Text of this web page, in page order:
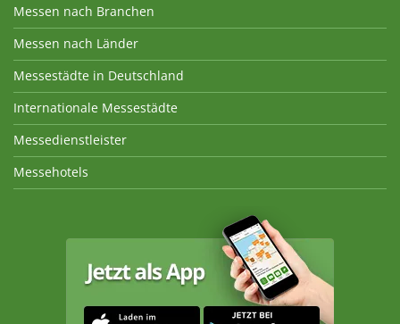
Messen nach Branchen
Messen nach Länder
Messestädte in Deutschland
Internationale Messestädte
Messedienstleister
Messehotels